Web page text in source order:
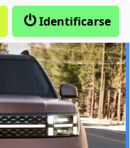
Identificarse